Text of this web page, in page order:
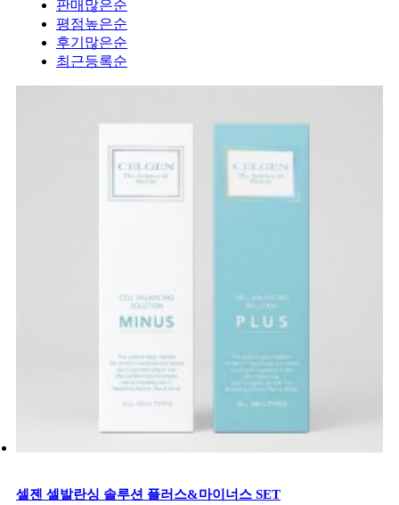
판매많은순
평점높은순
후기많은순
최근등록순
셀젠 셀발란싱 솔루션 플러스&마이너스 SET